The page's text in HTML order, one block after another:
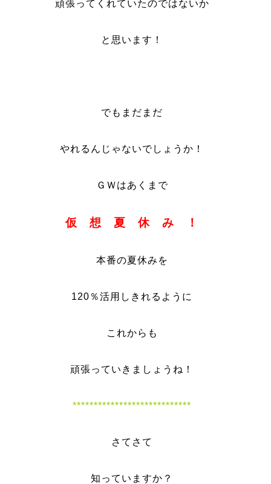
頑張ってくれていたのではないか
と思います！
でもまだまだ
やれるんじゃないでしょうか！
ＧＷはあくまで
仮 想 夏 休 み ！
本番の夏休みを
120％活用しきれるように
これからも
頑張っていきましょうね！
****************************
さてさて
知っていますか？